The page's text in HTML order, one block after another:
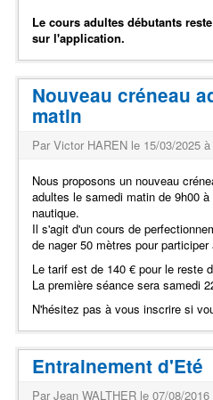
Le cours adultes débutants
sur l'application.
Nouveau créneau
matin
Par Victor HAREN le 15/03/2025
Nous proposons un nouveau
adultes le samedi matin de 9h00
nautique.
Il s'agit d'un cours de
de nager 50 mètres pour
Le tarif est de 140 € pour le reste
La première séance sera samedi
N'hésitez pas à vous inscrire si
Entrainement d'Eté
Par Jean WALTHER le 07/08/